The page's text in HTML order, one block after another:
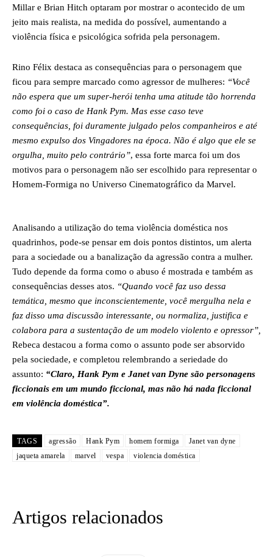
Millar e Brian Hitch optaram por mostrar o acontecido de um
jeito mais realista, na medida do possível, aumentando a
violência física e psicológica sofrida pela personagem.
Rino Félix destaca as consequências para o personagem que
ficou para sempre marcado como agressor de mulheres: “Você
não espera que um super-herói tenha uma atitude tão horrenda
como foi o caso de Hank Pym. Mas esse caso teve
consequências, foi duramente julgado pelos companheiros e até
mesmo expulso dos Vingadores na época. Não é algo que ele se
orgulha, muito pelo contrário”, essa forte marca foi um dos
motivos para o personagem não ser escolhido para representar o
Homem-Formiga no Universo Cinematográfico da Marvel.
Analisando a utilização do tema violência doméstica nos
quadrinhos, pode-se pensar em dois pontos distintos, um alerta
para a sociedade ou a banalização da agressão contra a mulher.
Tudo depende da forma como o abuso é mostrada e também as
consequências desses atos. “Quando você faz uso dessa
temática, mesmo que inconscientemente, você mergulha nela e
faz disso uma discussão interessante, ou normaliza, justifica e
colabora para a sustentação de um modelo violento e opressor”,
Rebeca destacou a forma como o assunto pode ser absorvido
pela sociedade, e completou relembrando a seriedade do
assunto: “Claro, Hank Pym e Janet van Dyne são personagens
ficcionais em um mundo ficcional, mas não há nada ficcional
em violência doméstica”.
TAGS agressão Hank Pym homem formiga
Janet van dyne
jaqueta amarela
marvel vespa violencia doméstica
Artigos relacionados